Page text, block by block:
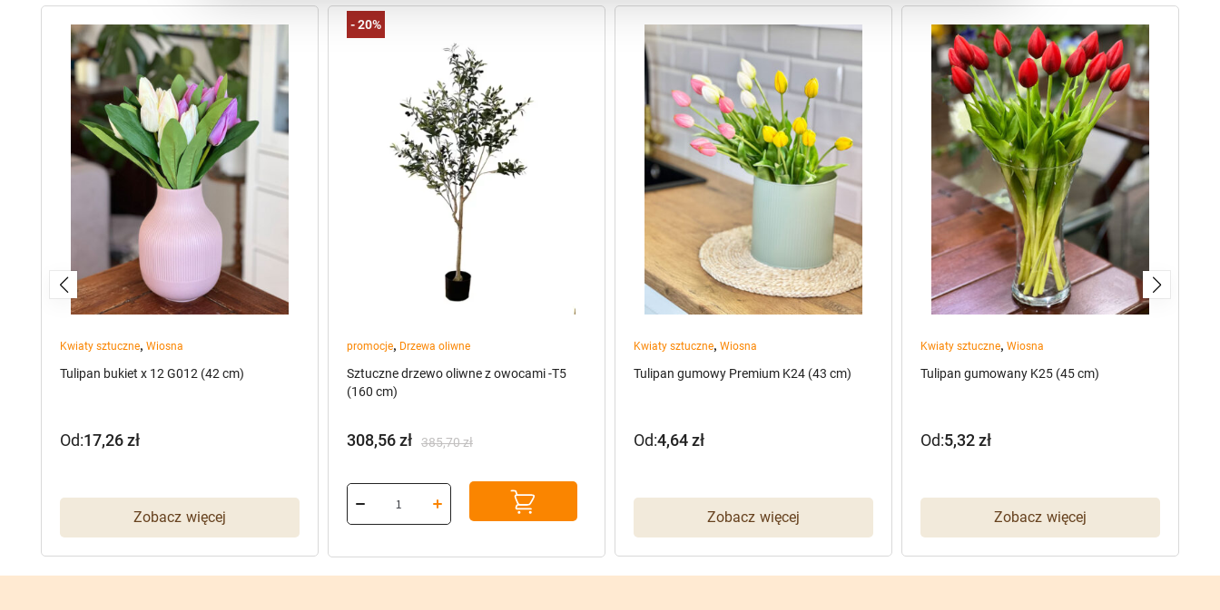
Kwiaty sztuczne, Wiosna
Tulipan bukiet x 12 G012 (42 cm)
Zobacz więcej
Od:17,26zł
promocje, Drzewa oliwne
Sztuczne drzewo oliwne z owocami -T5
(160 cm)
-20%
385,70zł
cena
wynosiła:
385,70 zł.
308,56zł
cena
wynosi:
308,56 zł.
Kwiaty sztuczne, Wiosna
Tulipan gumowy Premium K24 (43 cm)
Zobacz więcej
Od:4,64zł
Kwiaty sztuczne, Wiosna
Tulipan gumowany K25 (45 cm)
Zobacz więcej
Od:5,32zł